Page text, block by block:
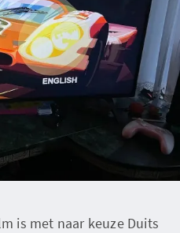
is met naar keuze Duits